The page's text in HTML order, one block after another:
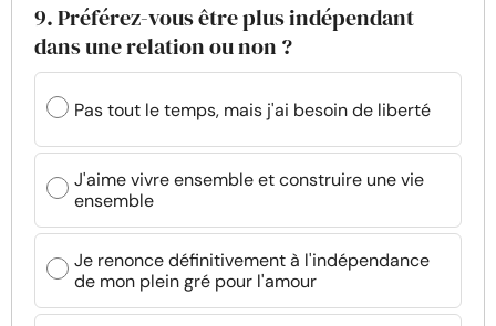
9. Préférez-vous être plus indépendant
dans une relation ou non ?
Pas tout le temps, mais j'ai besoin de liberté
J'aime vivre ensemble et construire une vie
ensemble
Je renonce définitivement à l'indépendance
de mon plein gré pour l'amour